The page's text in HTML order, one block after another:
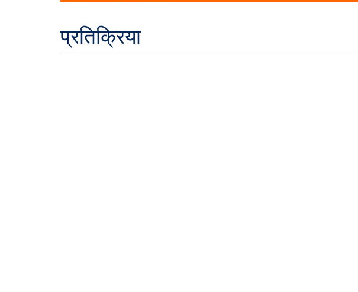
प्रतिक्रिया